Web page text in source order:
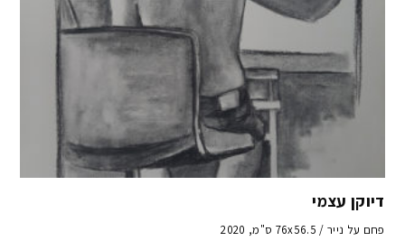
דיוקן עצמי
פחם על נייר / 76x56.5 ס"מ, 2020